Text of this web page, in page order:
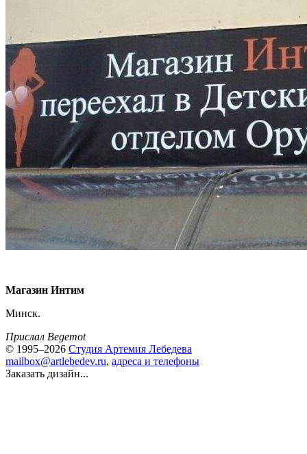
Магазин Интим
Минск.
Прислал Begemot
© 1995–2026 Студия Артемия Лебедева
mailbox@artlebedev.ru, адреса и телефоны
Заказать дизайн...